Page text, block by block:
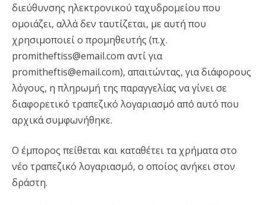
διεύθυνσης ηλεκτρονικού ταχυδρομείου που
ομοιάζει, αλλά δεν ταυτίζεται, με αυτή που
χρησιμοποιεί ο προμηθευτής (π.χ.
promitheftiss@email.com αντί για
promitheftis@email.com), απαιτώντας, για διάφορους
λόγους, η πληρωμή της παραγγελίας να γίνει σε
διαφορετικό τραπεζικό λογαριασμό από αυτό που
αρχικά συμφωνήθηκε.
Ο έμπορος πείθεται και καταθέτει τα χρήματα στο
νέο τραπεζικό λογαριασμό, ο οποίος ανήκει στον
δράστη.